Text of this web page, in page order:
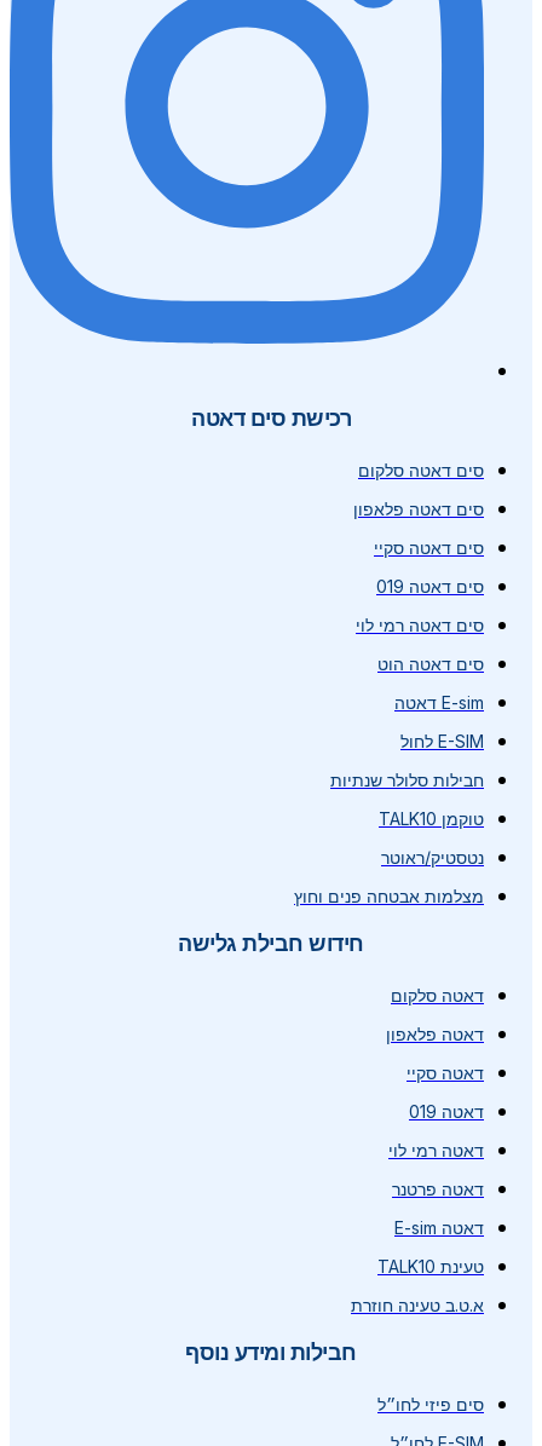
רכישת סים דאטה
סים דאטה סלקום
סים דאטה פלאפון
סים דאטה סקיי
סים דאטה 019
סים דאטה רמי לוי
סים דאטה הוט
E-sim דאטה
E-SIM לחול
חבילות סלולר שנתיות
טוקמן TALK10
נטסטיק/ראוטר
מצלמות אבטחה פנים וחוץ
חידוש חבילת גלישה
דאטה סלקום
דאטה פלאפון
דאטה סקיי
דאטה 019
דאטה רמי לוי
דאטה פרטנר
דאטה E-sim
טעינת TALK10
א.ט.ב טעינה חוזרת
חבילות ומידע נוסף
סים פיזי לחו״ל